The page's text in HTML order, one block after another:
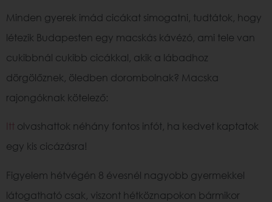
Minden gyerek imád cicákat simogatni, tudtátok, hogy
létezik Budapesten egy macskás kávézó, ami tele van
cukibbnál cukibb cicákkal, akik a lábadhoz
dörgölőznek, öledben dorombolnak? Macska
rajongóknak kötelező:
Itt olvashattok néhány fontos infót, ha kedvet kaptatok
egy kis cicázásra!
Figyelem hétvégén 8 évesnél nagyobb gyermekkel
látogatható csak, viszont hétköznapokon bármikor